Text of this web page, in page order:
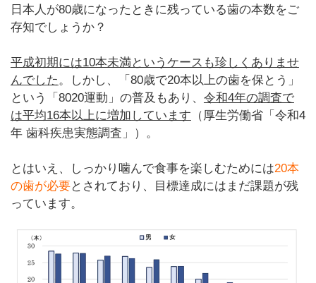
日本人が80歳になったときに残っている歯の本数をご
存知でしょうか？
平成初期には10本未満というケースも珍しくありませ
んでした。しかし、「80歳で20本以上の歯を保とう」
という「8020運動」の普及もあり、 令和4年の調査で
は平均16本以上に増加しています （厚生労働省「令和4
年 歯科疾患実態調査」）。
とはいえ、しっかり噛んで食事を楽しむためには20本
の歯が必要とされており、目標達成にはまだ課題が残
っています。